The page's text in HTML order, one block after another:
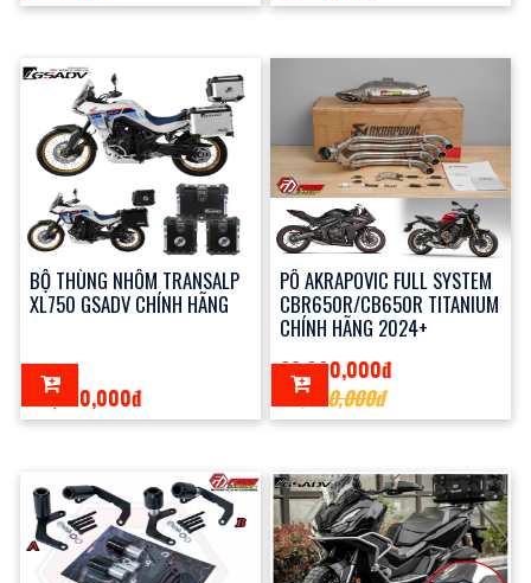
BỘ THÙNG NHÔM TRANSALP
XL750 GSADV CHÍNH HÃNG
24,700,000đ
PÔ AKRAPOVIC FULL SYSTEM
CBR650R/CB650R TITANIUM
CHÍNH HÃNG 2024+
28,990,000đ
30,900,000đ